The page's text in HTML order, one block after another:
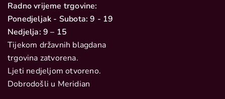
Radno vrijeme trgovine:
Ponedjeljak - Subota: 9 - 19
Nedjelja: 9 – 15
Tijekom državnih blagdana
trgovina zatvorena.
Ljeti nedjeljom otvoreno.
Dobrodošli u Meridian